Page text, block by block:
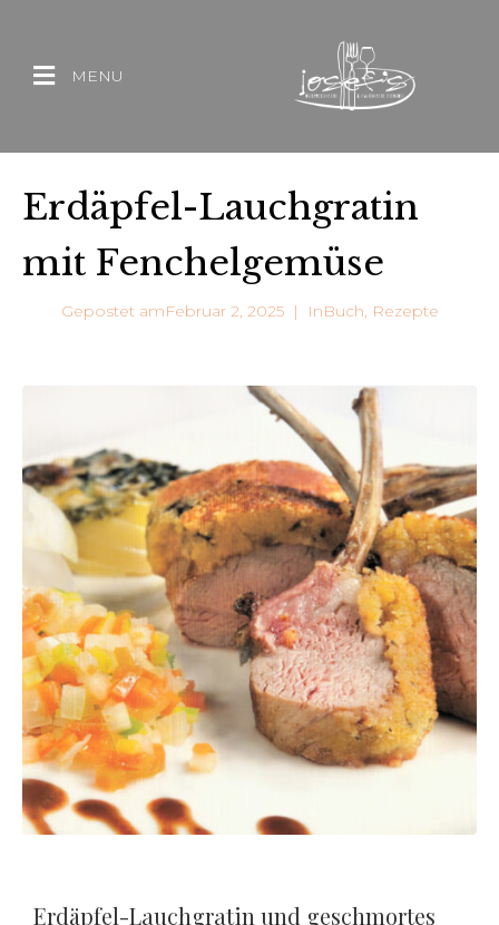
MENU
Erdäpfel-Lauchgratin
mit Fenchelgemüse
Gepostet amFebruar 2, 2025 InBuch, Rezepte
Erdäpfel-Lauchgratin und geschmortes